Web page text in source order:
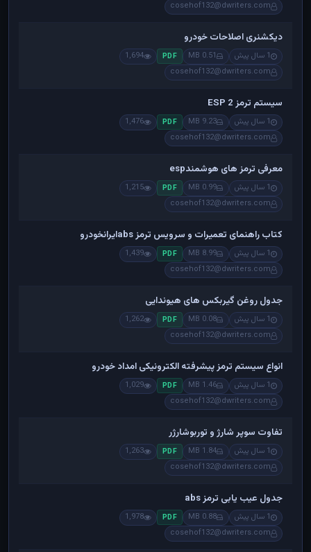
cosehof132@dwriters.com
دیکشنری اصلاحات خودرو
1 سال پیش 0.51 MB
PDF
1,694
cosehof132@dwriters.com
سیستم ترمز ESP 2
1 سال پیش 9.23 MB
PDF
1,476
cosehof132@dwriters.com
معرفی ترمز های هوشمندesp
1 سال پیش 0.99 MB
PDF
1,215
cosehof132@dwriters.com
کتاب راهنمای تعمیرات و سرویس ترمز absایرانخودرو
1 سال پیش 8.99 MB
PDF
1,439
cosehof132@dwriters.com
جدول روغن گیربکس های هیوندایی
1 سال پیش 0.08 MB
PDF
1,262
cosehof132@dwriters.com
انواع سیستم ترمز پیشرفته الکترونیکی امداد خودرو
1 سال پیش 1.46 MB
PDF
1,029
cosehof132@dwriters.com
تفاوت سوپر شارژ و توربوشارژر
1 سال پیش 1.84 MB
PDF
1,263
cosehof132@dwriters.com
جدول عیب یابی ترمز abs
1 سال پیش 0.88 MB
PDF
1,978
cosehof132@dwriters.com